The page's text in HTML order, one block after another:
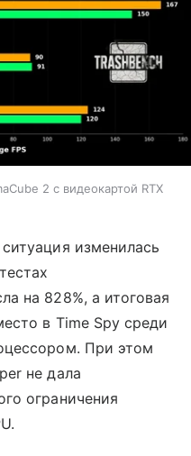
2 с видеокартой RTX
изменилась
на 828%, а итоговая
в Time Spy среди
При этом
не дала
ограничения